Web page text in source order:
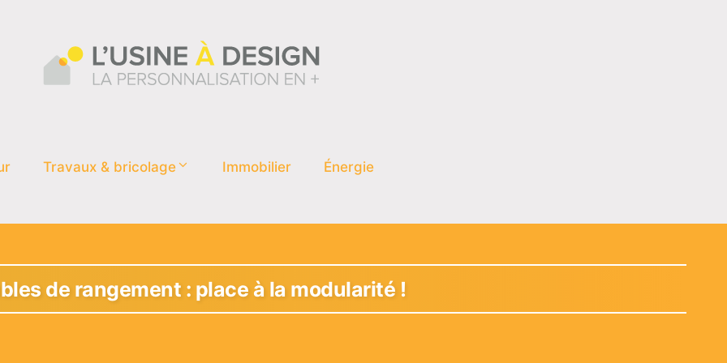
Travaux & bricolage Immobilier Énergie
de rangement : place à la modularité !